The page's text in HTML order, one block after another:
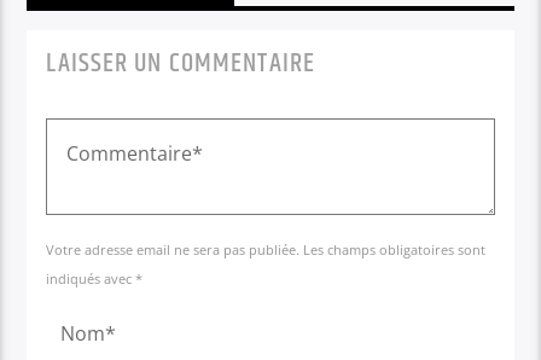
LAISSER UN COMMENTAIRE
Votre adresse email ne sera pas publiée. Les champs obligatoires sont
indiqués avec *